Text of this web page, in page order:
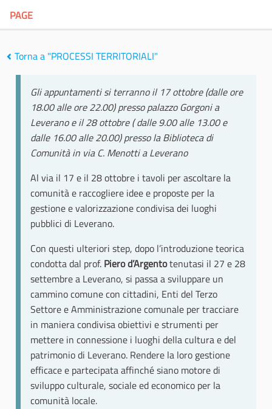
PAGE
Torna a "PROCESSI TERRITORIALI"
Gli appuntamenti si terranno il 17 ottobre (dalle ore
18.00 alle ore 22.00) presso palazzo Gorgoni a
Leverano e il 28 ottobre ( dalle 9.00 alle 13.00 e
dalle 16.00 alle 20.00) presso la Biblioteca di
Comunità in via C. Menotti a Leverano
Al via il 17 e il 28 ottobre i tavoli per ascoltare la
comunità e raccogliere idee e proposte per la
gestione e valorizzazione condivisa dei luoghi
pubblici di Leverano.
Con questi ulteriori step, dopo l’introduzione teorica
condotta dal prof. Piero d’Argentotenutasi il 27 e 28
settembre a Leverano, si passa a sviluppare un
cammino comune con cittadini, Enti del Terzo
Settore e Amministrazione comunale per tracciare
in maniera condivisa obiettivi e strumenti per
mettere in connessione i luoghi della cultura e del
patrimonio di Leverano. Rendere la loro gestione
efficace e partecipata affinché siano motore di
sviluppo culturale, sociale ed economico per la
comunità locale.